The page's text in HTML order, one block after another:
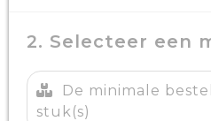
2. Selecteer een
De minimale
stuk(s)